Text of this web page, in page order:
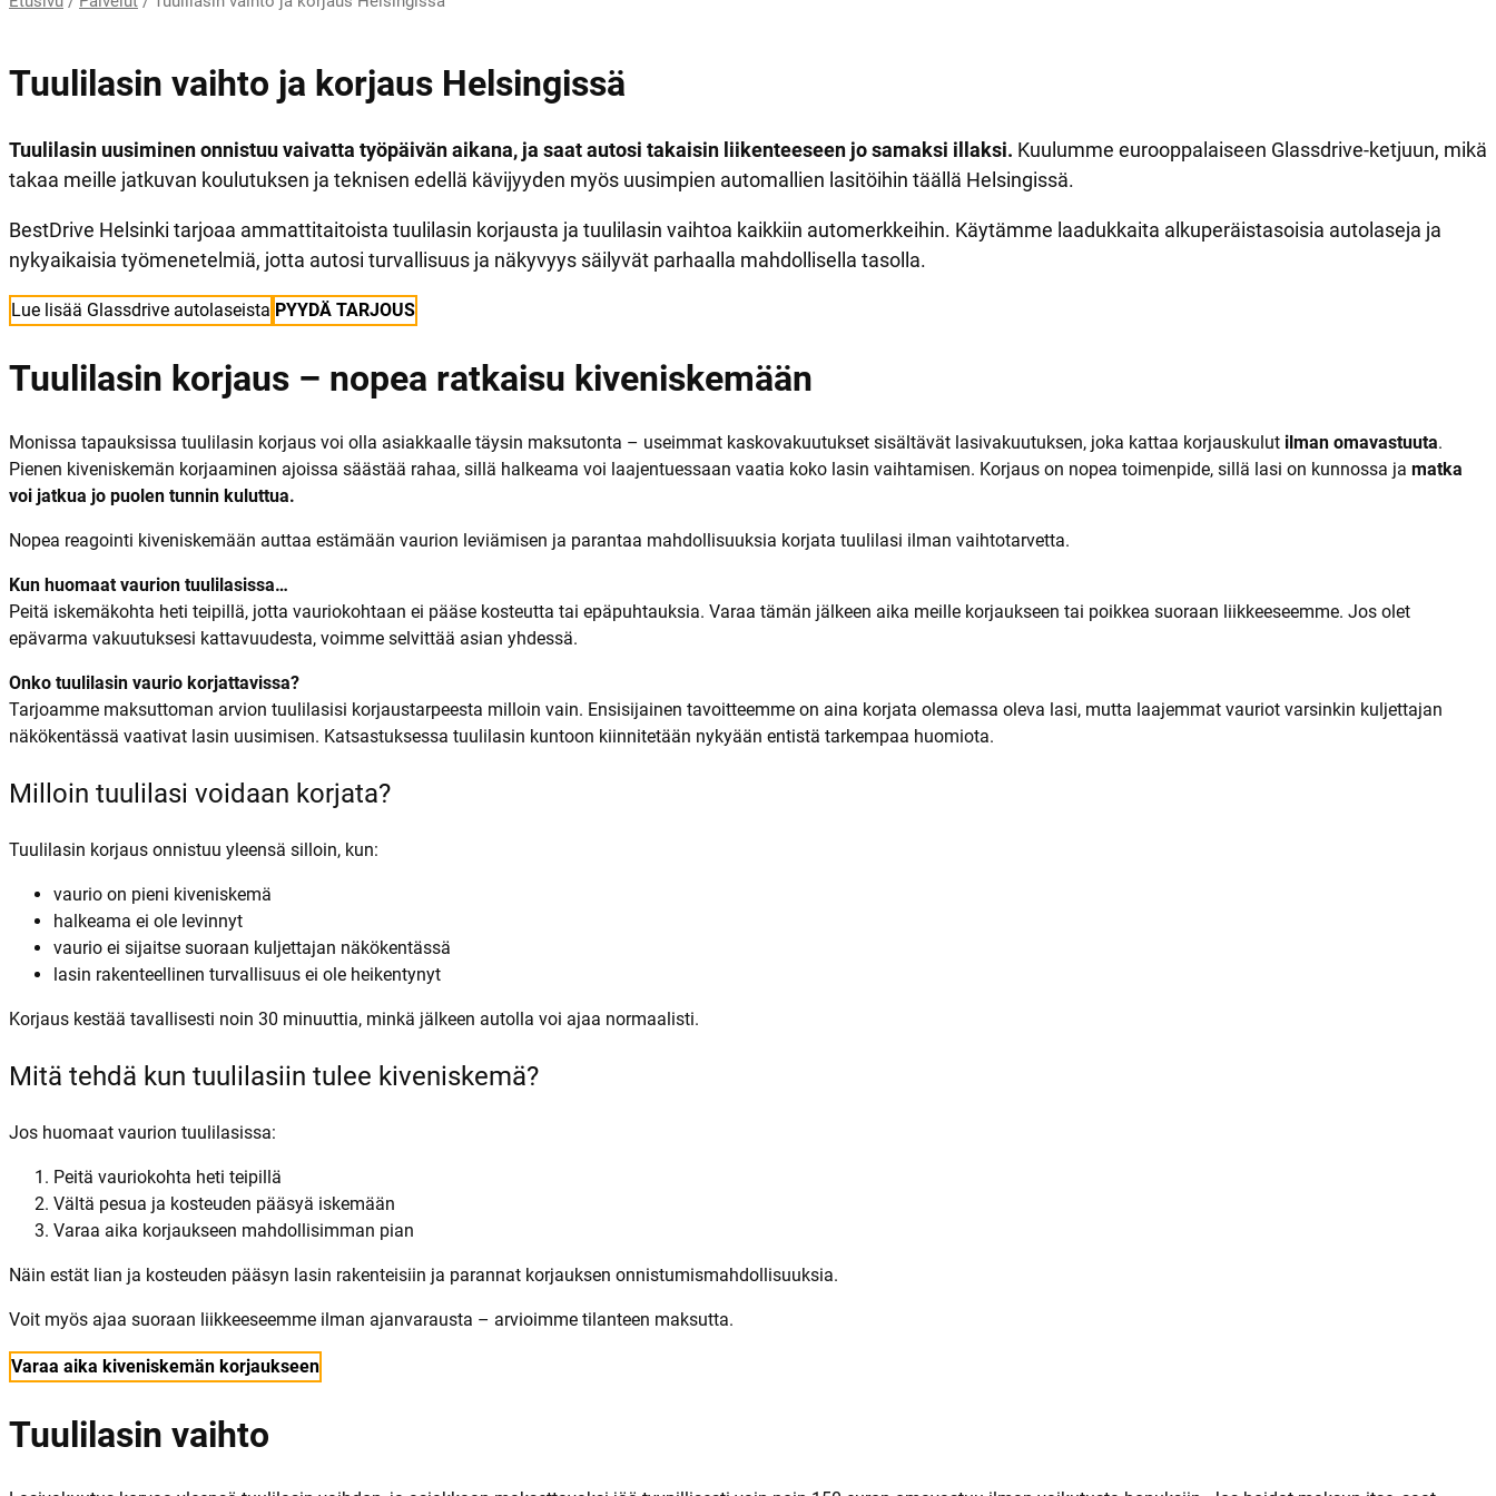
Tuulilasin vaihto ja korjaus Helsingissä
Tuulilasin uusiminen onnistuu vaivatta työpäivän aikana, ja saat autosi takaisin liikenteeseen jo samaksi illaksi. Kuulumme eurooppalaiseen Glassdrive-ketjuun, mikä
takaa meille jatkuvan koulutuksen ja teknisen edellä kävijyyden myös uusimpien automallien lasitöihin täällä Helsingissä.
BestDrive Helsinki tarjoaa ammattitaitoista tuulilasin korjausta ja tuulilasin vaihtoa kaikkiin automerkkeihin. Käytämme laadukkaita alkuperäistasoisia autolaseja ja
nykyaikaisia työmenetelmiä, jotta autosi turvallisuus ja näkyvyys säilyvät parhaalla mahdollisella tasolla.
Lue lisää Glassdrive autolaseista PYYDÄ TARJOUS
Tuulilasin korjaus – nopea ratkaisu kiveniskemään
Monissa tapauksissa tuulilasin korjaus voi olla asiakkaalle täysin maksutonta – useimmat kaskovakuutukset sisältävät lasivakuutuksen, joka kattaa korjauskulut ilman omavastuuta.
Pienen kiveniskemän korjaaminen ajoissa säästää rahaa, sillä halkeama voi laajentuessaan vaatia koko lasin vaihtamisen. Korjaus on nopea toimenpide, sillä lasi on kunnossa ja matka
voi jatkua jo puolen tunnin kuluttua.
Nopea reagointi kiveniskemään auttaa estämään vaurion leviämisen ja parantaa mahdollisuuksia korjata tuulilasi ilman vaihtotarvetta.
Kun huomaat vaurion tuulilasissa…
Peitä iskemäkohta heti teipillä, jotta vauriokohtaan ei pääse kosteutta tai epäpuhtauksia. Varaa tämän jälkeen aika meille korjaukseen tai poikkea suoraan liikkeeseemme. Jos olet
epävarma vakuutuksesi kattavuudesta, voimme selvittää asian yhdessä.
Onko tuulilasin vaurio korjattavissa?
Tarjoamme maksuttoman arvion tuulilasisi korjaustarpeesta milloin vain. Ensisijainen tavoitteemme on aina korjata olemassa oleva lasi, mutta laajemmat vauriot varsinkin kuljettajan
näkökentässä vaativat lasin uusimisen. Katsastuksessa tuulilasin kuntoon kiinnitetään nykyään entistä tarkempaa huomiota.
Milloin tuulilasi voidaan korjata?
Tuulilasin korjaus onnistuu yleensä silloin, kun:
vaurio on pieni kiveniskemä
halkeama ei ole levinnyt
vaurio ei sijaitse suoraan kuljettajan näkökentässä
lasin rakenteellinen turvallisuus ei ole heikentynyt
Korjaus kestää tavallisesti noin 30 minuuttia, minkä jälkeen autolla voi ajaa normaalisti.
Mitä tehdä kun tuulilasiin tulee kiveniskemä?
Jos huomaat vaurion tuulilasissa:
Peitä vauriokohta heti teipillä
Vältä pesua ja kosteuden pääsyä iskemään
Varaa aika korjaukseen mahdollisimman pian
Näin estät lian ja kosteuden pääsyn lasin rakenteisiin ja parannat korjauksen onnistumismahdollisuuksia.
Voit myös ajaa suoraan liikkeeseemme ilman ajanvarausta – arvioimme tilanteen maksutta.
Varaa aika kiveniskemän korjaukseen
Tuulilasin vaihto